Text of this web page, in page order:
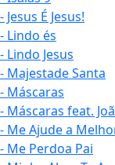
É Jesus!
Lindo és
Jesus
Majestade Santa
Máscaras
Máscaras feat.
Me Ajude a
Me Perdoa Pai